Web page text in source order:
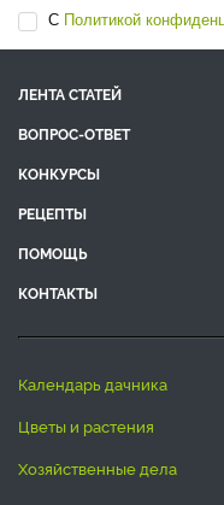
С Политикой
ЛЕНТА СТАТЕЙ
ВОПРОС-ОТВЕТ
КОНКУРСЫ
РЕЦЕПТЫ
ПОМОЩЬ
КОНТАКТЫ
календарь дачника
цветы и растения
хозяйственные дела